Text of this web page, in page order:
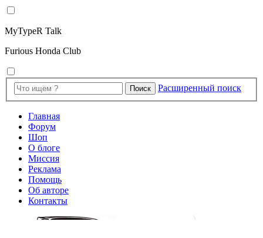
MyTypeR Talk
Furious Honda Club
Поиск Расширенный поиск
Главная
Форум
Шоп
О блоге
Миссия
Реклама
Помощь
Об авторе
Контакты